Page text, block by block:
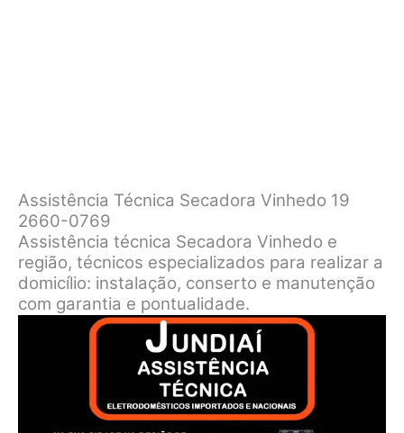
Assistência Técnica Secadora Vinhedo 19
2660-0769
Assistência técnica Secadora Vinhedo e
região, técnicos especializados para realizar a
domicílio: instalação, conserto e manutenção
com garantia e pontualidade.